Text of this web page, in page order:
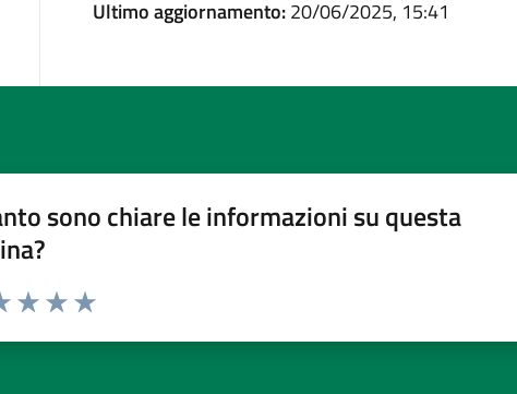
Ultimo aggiornamento:20/06/2025, 15:41
sono chiare le informazioni su questa